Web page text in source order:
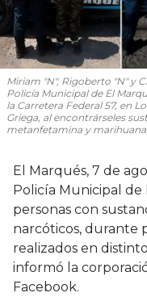
Miriam "N", Rigoberto "N" y
Policía Municipal de El
la Carretera Federal 57, en
Griega, al encontrárseles
metanfetamina y
El Marqués, 7 de
Policía Municipal
personas con
narcóticos, durante
realizados en
informó la
Facebook.